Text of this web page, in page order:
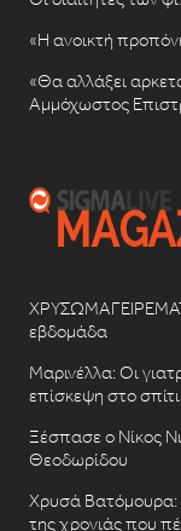
«Η ανοικτή
«Θα αλλάξει
Αμμόχωστος
εβδομάδα
Μαρινέλλα: Οι
επίσκεψη στο
Ξέσπασε ο Νίκος
Θεοδωρίδου
Χρυσά Βατόμουρα:
της χρονιάς που